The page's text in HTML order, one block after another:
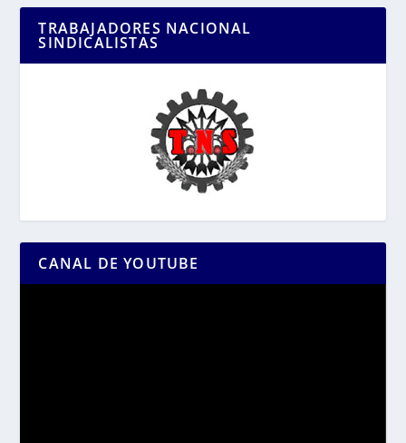
TRABAJADORES NACIONAL
SINDICALISTAS
CANAL DE YOUTUBE